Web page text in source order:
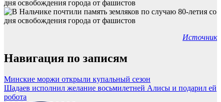
Источник
Навигация по записям
Минские моржи открыли купальный сезон
Шадаев исполнил желание восьмилетней Алисы и подарил ей
робота